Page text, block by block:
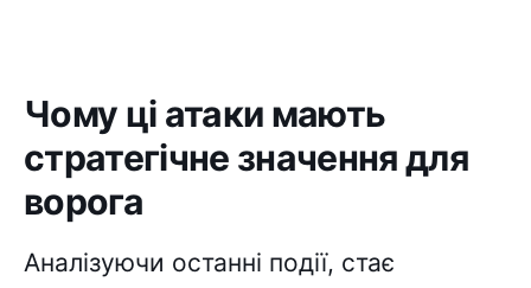
Чому ці атаки мають
стратегічне значення для
ворога
Аналізуючи останні події, стає